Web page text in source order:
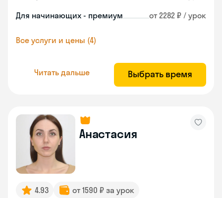
Для начинающих - премиум от 2282 ₽ / урок
Все услуги и цены (4)
Читать дальше Выбрать время
Анастасия
4.93
от 1590 ₽ за урок